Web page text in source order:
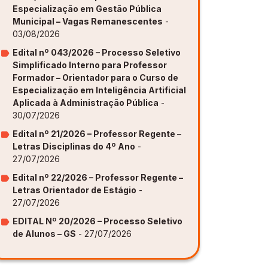
Especialização em Gestão Pública
Municipal – Vagas Remanescentes -
03/08/2026
Edital nº 043/2026 – Processo Seletivo
Simplificado Interno para Professor
Formador – Orientador para o Curso de
Especialização em Inteligência Artificial
Aplicada à Administração Pública -
30/07/2026
Edital nº 21/2026 – Professor Regente –
Letras Disciplinas do 4º Ano -
27/07/2026
Edital nº 22/2026 – Professor Regente –
Letras Orientador de Estágio -
27/07/2026
EDITAL Nº 20/2026 – Processo Seletivo
de Alunos – GS - 27/07/2026
[GAPI]
de Aprendizagem [PDE]
[GAPI]
de Aprendizagem [PDE]
[GAPI]
de Aprendizagem [PDE]
[GAPI]
de Aprendizagem [PDE]
[GAPI]
de Aprendizagem [PDE]